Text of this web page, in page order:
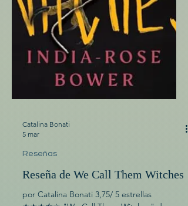
Catalina Bonati
Reseña de We Call Them Witches